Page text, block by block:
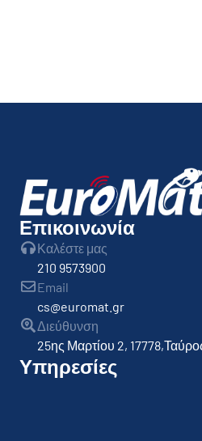
Επικοινωνία
Καλέστε μας
210 9573900
Email
cs@euromat.gr
Διεύθυνση
25ης Μαρτίου 2,
Υπηρεσίες